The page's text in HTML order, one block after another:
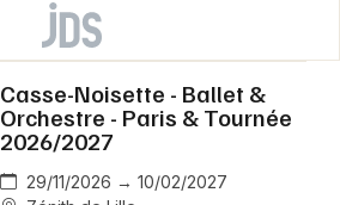
Casse-Noisette - Ballet &
Orchestre - Paris & Tournée
2026/2027
29/11/2026 → 10/02/2027